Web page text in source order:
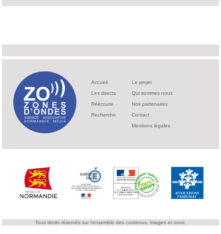
Accueil
Les directs
Réécoute
Recherche
Le projet
Qui sommes nous
Nos partenaires
Contact
Mentions légales
Tous droits réservés sur l'ensemble des contenus, images et sons.